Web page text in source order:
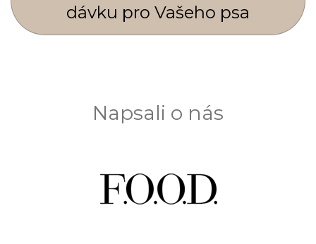
dávku pro Vašeho psa
Napsali o nás